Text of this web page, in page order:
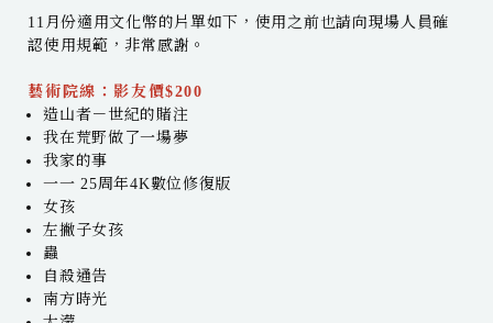
11月份適用文化幣的片單如下，使用之前也請向現場人員確
認使用規範，非常感謝。
藝術院線：影友價$200
造山者－世紀的賭注
我在荒野做了一場夢
我家的事
一一 25周年4K數位修復版
女孩
左撇子女孩
蟲
自殺通告
南方時光